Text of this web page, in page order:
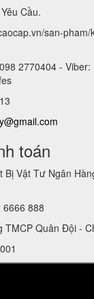
Cầu.
san-
2770404 - Viber:
toán
Bị Vật Tư Ngân
6666 888
TMCP Quân Đội -